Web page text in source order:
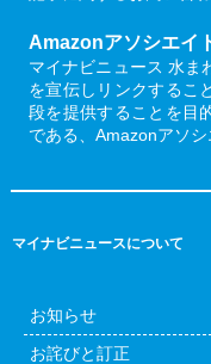
Amazonアソシエイ
マイナビニュース 水ま
を宣伝しリンクするこ
段を提供することを目
である、Amazonアソシ
マイナビニュースについて
お知らせ
お詫びと訂正